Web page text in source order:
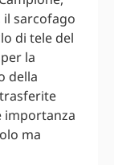
il sarcofago
di tele del
la
della
importanza
ma